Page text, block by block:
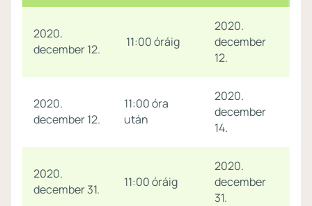
2020.
december 12.
11:00 óráig
2020.
december
12.
2020.
december 12.
11:00 óra
után
2020.
december
14.
2020.
december 31.
11:00 óráig
2020.
december
31.